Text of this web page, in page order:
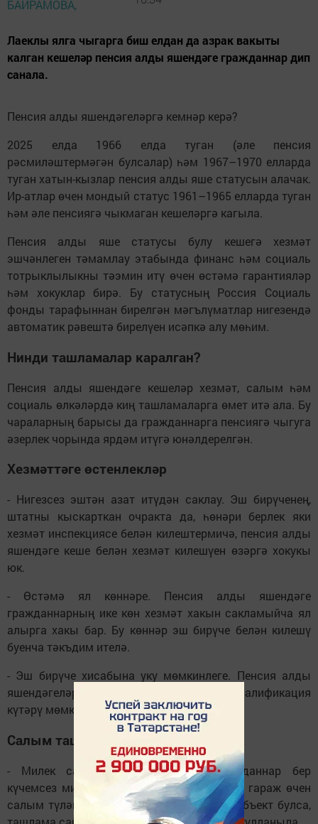
БАЙРАМОВА,
Лаеклы ялга чыгарга биш елдан да азрак вакыты
калган кешеләр пенсия алды яшендәге гражданнар дип
санала.
Пенсия алды яшендәгеләргә кемнәр керә?
2025 елда 1966 елда туган (әле пенсия
рәсмиләштермәгән булсалар) һәм 1967–1970 елларда
туган хатын-кызлар пенсия алды яше статусын алачак.
Ир-атлар өчен мондый статус 1961–1965 елларда туган
һәм әле пенсиягә чыкмаган кешеләргә кагыла.
Пенсия алды яше статусы булу кешегә хезмәт
эшчәнлеген тәмамлау этабында финанс һәм социаль
тотрыклылыкны тәэмин итү өчен өстәмә гарантияләр
һәм хокуклар бирә. Бу статусның Россия Социаль
фонды тарафыннан бирелгән мәгълүматлар нигезендә
автоматик рәвештә бирелүен исәпкә алу мөһим.
Нинди ташламалар каралган?
Пенсия алды яшендәге кешеләр хезмәт, салым һәм
социаль өлкәләрдә киң ташламаларга өмет итә ала. Бу
чараларның барысы да гражданнарга пенсиягә чыгуга
әзерлек чорында ярдәм итүгә юнәлдерелгән.
Хезмәттәге өстенлекләр
- Нигезсез эштән азат итүдән саклау. Эш бирүченең,
штатны кыскарткан очракта да, һөнәри берлек яки
хезмәт инспекциясе белән килештермичә, пенсия алды
яшендәге кеше белән хезмәт килешүен өзәргә хокукы
юк.
- Өстәмә ял көннәре. Пенсия алды яшендәге
гражданнарның ике көн хезмәт хакын сакламыйча ял
алырга хакы бар. Бу көннәр эш бирүче белән килешү
буенча тәкъдим ителә.
- Эш бирүче хисабына уку мөмкинлеге. Пенсия алды
яшендәгеләрнең бушлай яңадан уку яки квалификация
күтәрү мөмкинлеге бар.
Салым ташламалары
- Милек салымыннан азат итү. Гражданнар бер
күчемсез милек объекты: йорт, фатир яки гараж өчен
салым түләмәскә мөмкин. Әгәр берничә объект булса,